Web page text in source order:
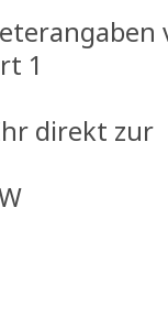
1
direkt zur